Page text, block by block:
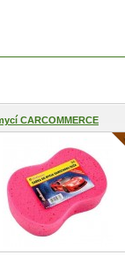
CARCOMMERCE